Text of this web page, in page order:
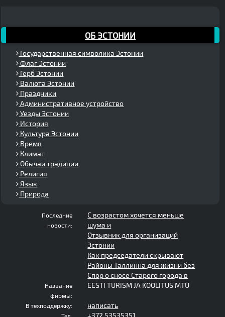
ОБ ЭСТОНИИ
Государственная символика Эстонии
Флаг Эстонии
Герб Эстонии
Валюта Эстонии
Праздники
Административное устройство
Уезды Эстонии
История
Культура Эстонии
Время
Климат
Обычаи традиции
Религия
Язык
Природа
Последние
новости:
С возрастом хочется меньше
шума и
Отзывник для организаций
Эстонии
Как председатели скрывают
Районы Таллинна для жизни без
Спор о сносе Старого города в
Название
фирмы:
EESTI TURISM JA KOOLITUS MTÜ
В техподдержку: написать
Тел. +372 53535351